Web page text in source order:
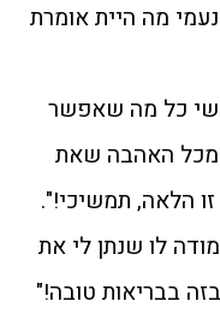
מה היית אומרת
כל מה שאפשר
מכל האהבה שאת
הלאה, תמשיכי!".
לו שנתן לי את
בבריאות טובה!"